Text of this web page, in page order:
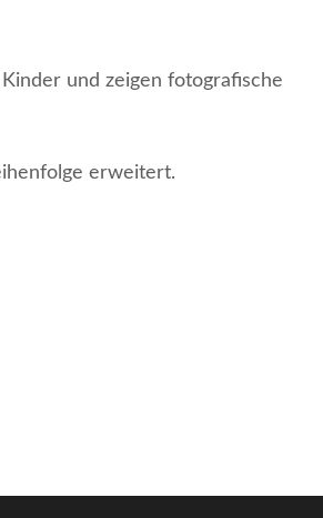
und zeigen fotografische
erweitert.